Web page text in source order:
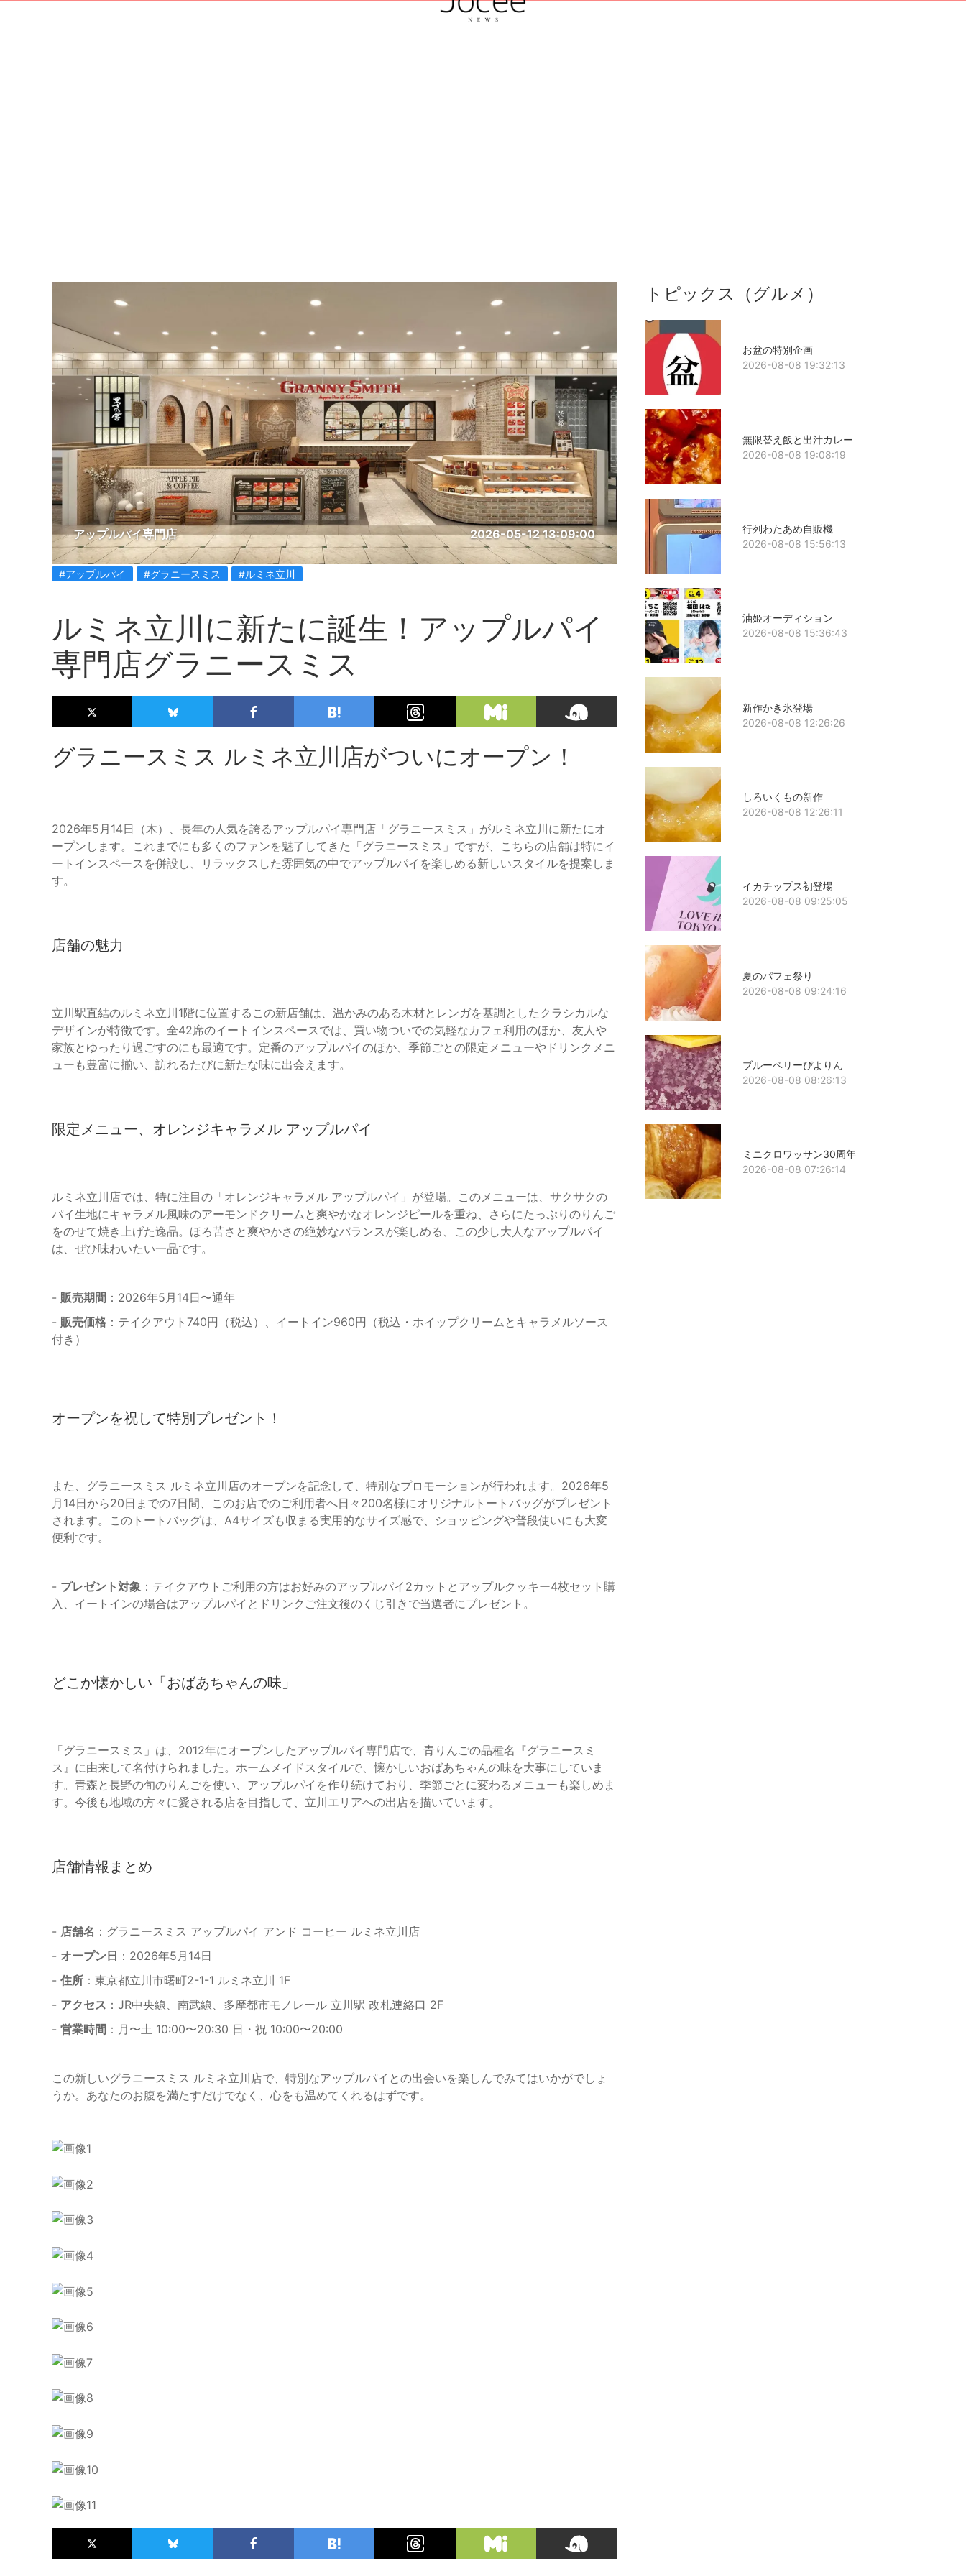
アップルパイ専門店 2026-05-12 13:09:00
#アップルパイ #グラニースミス #ルミネ立川
ルミネ立川に新たに誕生！アップルパイ
専門店グラニースミス
グラニースミス ルミネ立川店がついにオープン！
2026年5月14日（木）、長年の人気を誇るアップルパイ専門店「グラニースミス」がルミネ立川に新たにオ
ープンします。これまでにも多くのファンを魅了してきた「グラニースミス」ですが、こちらの店舗は特にイ
ートインスペースを併設し、リラックスした雰囲気の中でアップルパイを楽しめる新しいスタイルを提案しま
す。
店舗の魅力
立川駅直結のルミネ立川1階に位置するこの新店舗は、温かみのある木材とレンガを基調としたクラシカルな
デザインが特徴です。全42席のイートインスペースでは、買い物ついでの気軽なカフェ利用のほか、友人や
家族とゆったり過ごすのにも最適です。定番のアップルパイのほか、季節ごとの限定メニューやドリンクメニ
ューも豊富に揃い、訪れるたびに新たな味に出会えます。
限定メニュー、オレンジキャラメル アップルパイ
ルミネ立川店では、特に注目の「オレンジキャラメル アップルパイ」が登場。このメニューは、サクサクの
パイ生地にキャラメル風味のアーモンドクリームと爽やかなオレンジピールを重ね、さらにたっぷりのりんご
をのせて焼き上げた逸品。ほろ苦さと爽やかさの絶妙なバランスが楽しめる、この少し大人なアップルパイ
は、ぜひ味わいたい一品です。
- 販売期間 ：2026年5月14日〜通年
- 販売価格 ：テイクアウト740円（税込）、イートイン960円（税込・ホイップクリームとキャラメルソース
付き）
オープンを祝して特別プレゼント！
また、グラニースミス ルミネ立川店のオープンを記念して、特別なプロモーションが行われます。2026年5
月14日から20日までの7日間、このお店でのご利用者へ日々200名様にオリジナルトートバッグがプレゼント
されます。このトートバッグは、A4サイズも収まる実用的なサイズ感で、ショッピングや普段使いにも大変
便利です。
- プレゼント対象 ：テイクアウトご利用の方はお好みのアップルパイ2カットとアップルクッキー4枚セット購
入、イートインの場合はアップルパイとドリンクご注文後のくじ引きで当選者にプレゼント。
どこか懐かしい「おばあちゃんの味」
「グラニースミス」は、2012年にオープンしたアップルパイ専門店で、青りんごの品種名『グラニースミ
ス』に由来して名付けられました。ホームメイドスタイルで、懐かしいおばあちゃんの味を大事にしていま
す。青森と長野の旬のりんごを使い、アップルパイを作り続けており、季節ごとに変わるメニューも楽しめま
す。今後も地域の方々に愛される店を目指して、立川エリアへの出店を描いています。
店舗情報まとめ
- 店舗名 ：グラニースミス アップルパイ アンド コーヒー ルミネ立川店
- オープン日 ：2026年5月14日
- 住所 ：東京都立川市曙町2-1-1 ルミネ立川 1F
- アクセス ：JR中央線、南武線、多摩都市モノレール 立川駅 改札連絡口 2F
- 営業時間 ：月〜土 10:00〜20:30 日・祝 10:00〜20:00
この新しいグラニースミス ルミネ立川店で、特別なアップルパイとの出会いを楽しんでみてはいかがでしょ
うか。あなたのお腹を満たすだけでなく、心をも温めてくれるはずです。
トピックス（グルメ）
お盆の特別企画
2026-08-08 19:32:13
無限替え飯と出汁カレー
2026-08-08 19:08:19
行列わたあめ自販機
2026-08-08 15:56:13
油姫オーディション
2026-08-08 15:36:43
新作かき氷登場
2026-08-08 12:26:26
しろいくもの新作
2026-08-08 12:26:11
イカチップス初登場
2026-08-08 09:25:05
夏のパフェ祭り
2026-08-08 09:24:16
ブルーベリーぴよりん
2026-08-08 08:26:13
ミニクロワッサン30周年
2026-08-08 07:26:14